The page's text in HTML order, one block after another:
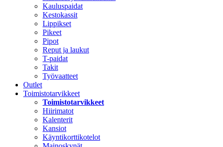
Kauluspaidat
Kestokassit
Lippikset
Pikeet
Pipot
Reput ja laukut
T-paidat
Takit
Työvaatteet
Outlet
Toimistotarvikkeet
Toimistotarvikkeet
Hiirimatot
Kalenterit
Kansiot
Käyntikorttikotelot